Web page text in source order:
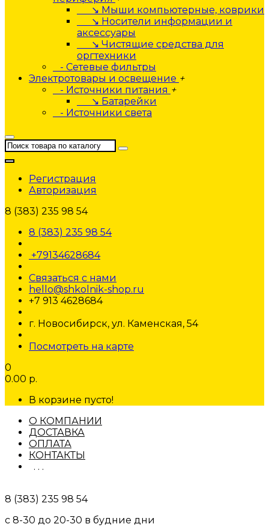
↘ Мыши компьютерные, коврики
↘ Носители информации и
аксессуары
↘ Чистящие средства для
оргтехники
- Сетевые фильтры
Электротовары и освещение +
- Источники питания +
↘ Батарейки
- Источники света
Регистрация
Авторизация
8 (383) 235 98 54
8 (383) 235 98 54
+79134628684
Связаться с нами
hello@shkolnik-shop.ru
+7 913 4628684
г. Новосибирск, ул. Каменская, 54
Посмотреть на карте
0
0.00 р.
В корзине пусто!
О КОМПАНИИ
ДОСТАВКА
ОПЛАТА
КОНТАКТЫ
. . .
8 (383) 235 98 54
с 8-30 до 20-30 в будние дни